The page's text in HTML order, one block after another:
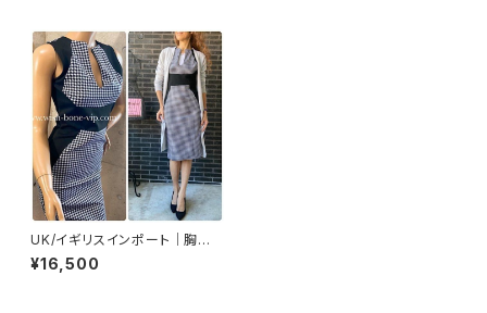
UK/イギリスインポート｜胸元
スリット・サイド切り替え｜バイ
カラー タイトワンピース/ブラッ
¥16,500